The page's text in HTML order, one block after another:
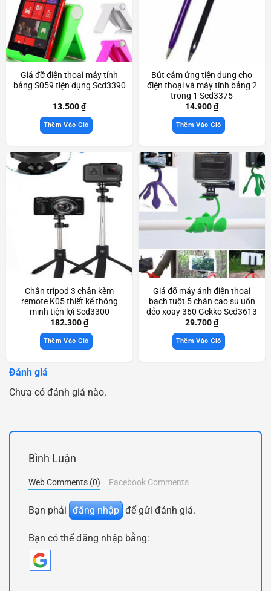
Giá đỡ điện thoại máy tính
bảng S059 tiện dụng Scd3390
13.500₫
Thêm Vào Giỏ
Bút cảm ứng tiện dụng cho
điện thoại và máy tính bảng 2
trong 1 Scd3375
14.900₫
Thêm Vào Giỏ
Chân tripod 3 chân kèm
remote K05 thiết kế thông
minh tiện lợi Scd3300
182.300₫
Thêm Vào Giỏ
Giá đỡ máy ảnh điện thoại
bạch tuột 5 chân cao su uốn
dẻo xoay 360 Gekko Scd3613
29.700₫
Thêm Vào Giỏ
Đánh giá
Chưa có đánh giá nào.
Bình Luận
Web Comments (0) Facebook Comments
Bạn phải đăng nhập để gửi đánh giá.
Bạn có thể đăng nhập bằng: